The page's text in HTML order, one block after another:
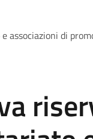
di